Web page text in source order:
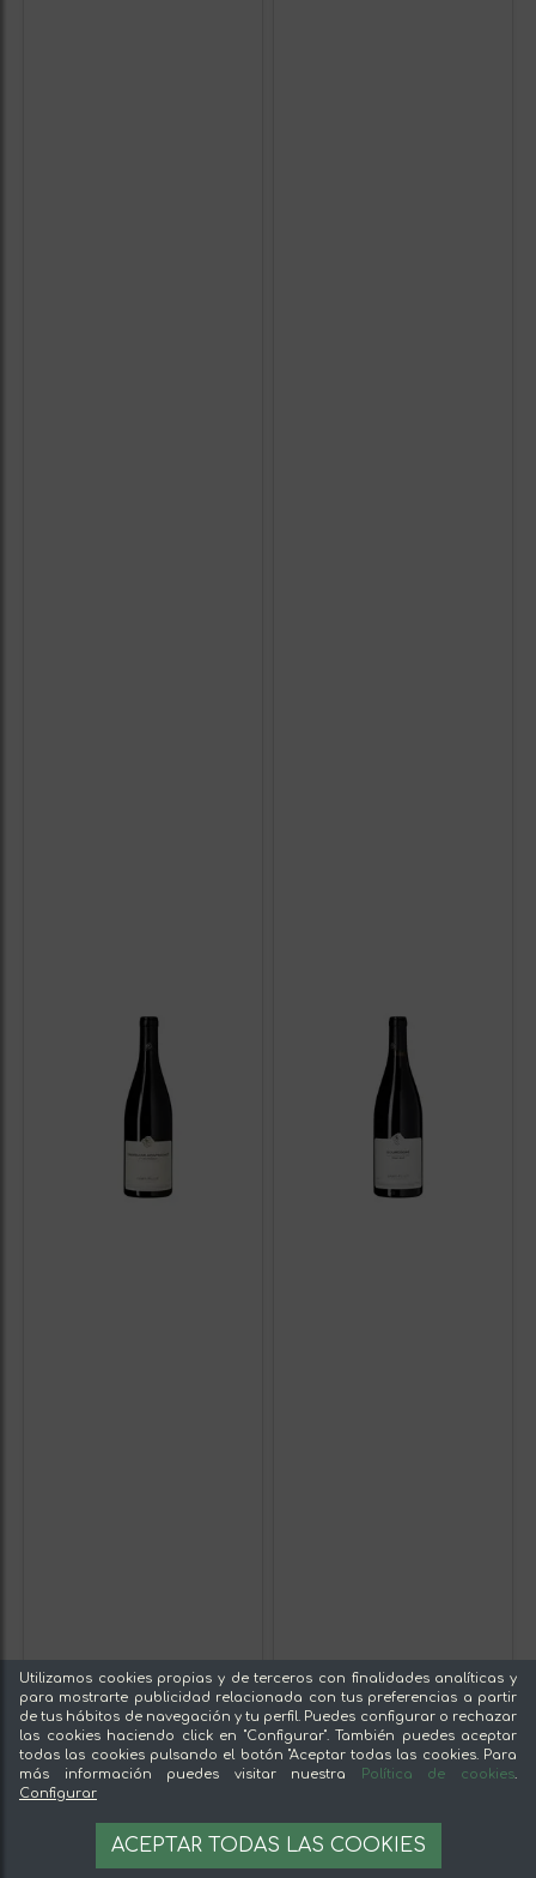
Utilizamos cookies propias y de terceros con finalidades analíticas y
para mostrarte publicidad relacionada con tus preferencias a partir
de tus hábitos de navegación y tu perfil. Puedes configurar o rechazar
las cookies haciendo click en "Configurar". También puedes aceptar
todas las cookies pulsando el botón "Aceptar todas las cookies. Para
más información puedes visitar nuestra
Política de cookies.
Configurar
ACEPTAR TODAS LAS COOKIES